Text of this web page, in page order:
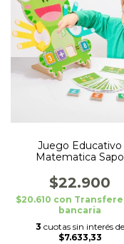
Juego Educativo
Matematica Sapo
$22.900
$20.610 con
bancaria
3 cuotas sin interés de
$7.633,33